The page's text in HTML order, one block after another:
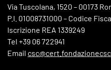
Via Tuscolana, 1520 – 00173
P.I. 01008731000 – Codice
Iscrizione REA 1339249
Tel +39 06 722941
Email